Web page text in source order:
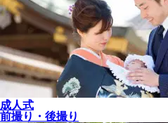
成人式
前撮り・後撮り